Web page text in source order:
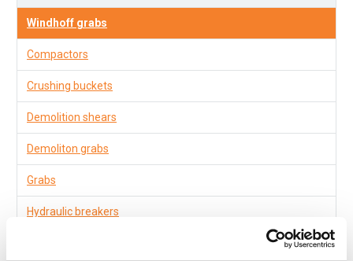
Windhoff grabs
Compactors
Crushing buckets
Demolition shears
Demoliton grabs
Grabs
Hydraulic breakers